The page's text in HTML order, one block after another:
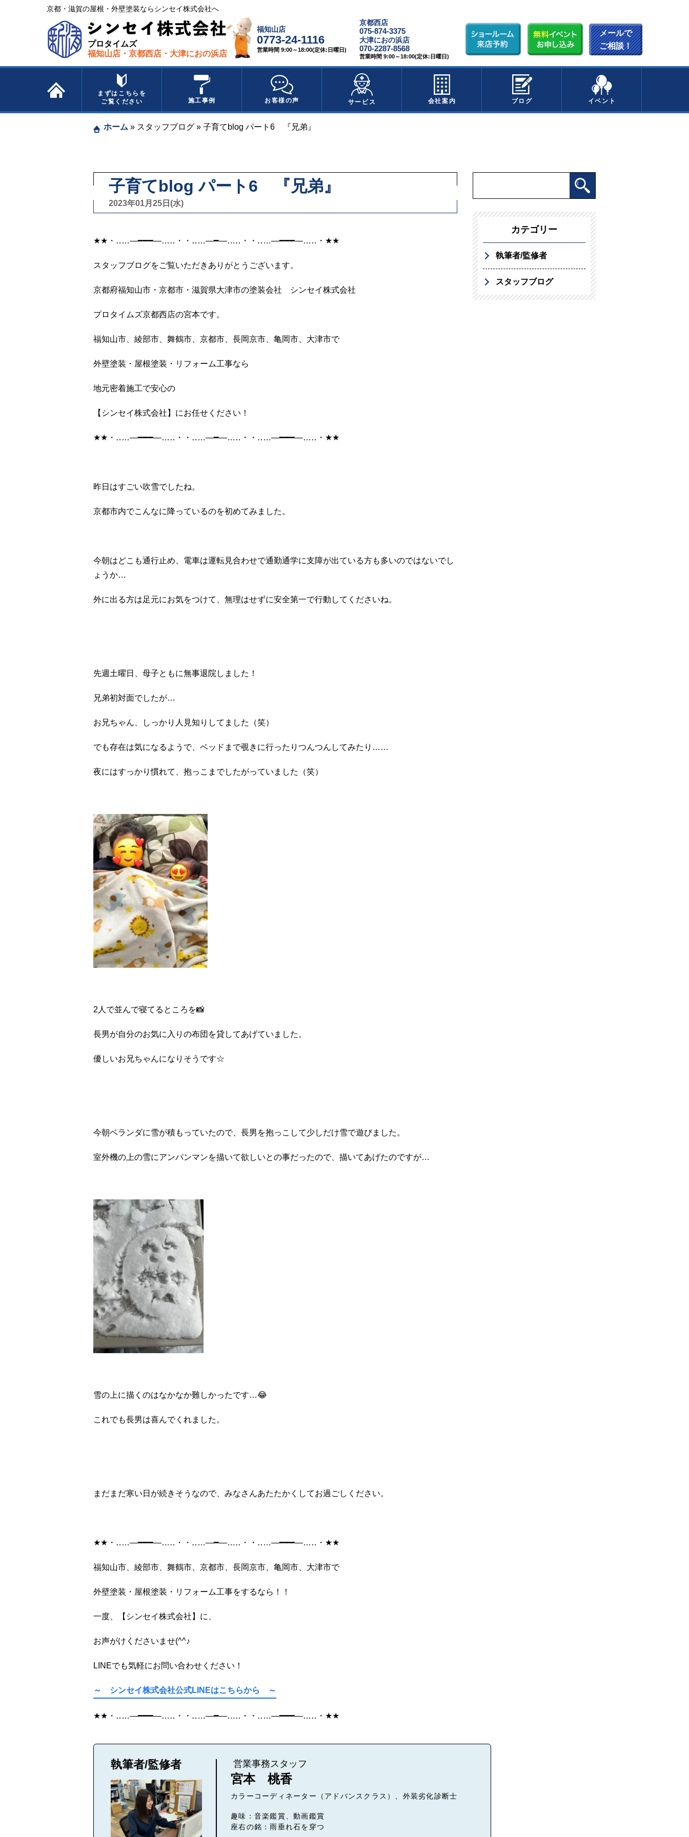
京都・滋賀の屋根・外壁塗装ならシンセイ株式会社へ​ ​
プロタイムズ
福知山店・京都西店・大津におの浜店
福知山店
0773-24-1116
営業時間 9:00～18:00(定休:日曜日)
京都西店
075-874-3375
大津におの浜店
070-2287-8568
営業時間 9:00～18:00(定休:日曜日)
メールで
ご相談！
まずはこちらを
ご覧ください
施工事例 お客様の声 サービス 会社案内 ブログ イベント
ホーム » スタッフブログ » 子育てblog パート6 『兄弟』
子育てblog パート6 『兄弟』
2023年01月25日(水)
★★ ・‥ …―━━━―…‥ ・・‥ …―━―…‥ ・・‥ …―━━━―…‥ ・ ★★
スタッフブログをご覧いただきありがとうございます。
京都府福知山市・京都市・滋賀県大津市の塗装会社 シンセイ株式会社
プロタイムズ京都西店の宮本です。
福知山市、綾部市、舞鶴市、京都市、長岡京市、亀岡市、大津市で
外壁塗装・屋根塗装・リフォーム工事なら
地元密着施工で安心の
【シンセイ株式会社】にお任せください！
★★ ・‥ …―━━━―…‥ ・・‥ …―━―…‥ ・・‥ …―━━━―…‥ ・ ★★
昨日はすごい吹雪でしたね。
京都市内でこんなに降っているのを初めてみました。
今朝はどこも通行止め、電車は運転見合わせで通勤通学に支障が出ている方も多いのではないでし
ょうか…
外に出る方は足元にお気をつけて、無理はせずに安全第一で行動してくださいね。
先週土曜日、母子ともに無事退院しました！
兄弟初対面でしたが…
お兄ちゃん、しっかり人見知りしてました（笑）
でも存在は気になるようで、ベッドまで覗きに行ったりつんつんしてみたり ……
夜にはすっかり慣れて、抱っこまでしたがっていました（笑）
2 人で並んで寝てるところを📸
長男が自分のお気に入りの布団を貸してあげていました。
優しいお兄ちゃんになりそうです☆
今朝ベランダに雪が積もっていたので、長男を抱っこして少しだけ雪で遊びました。
室外機の上の雪にアンパンマンを描いて欲しいとの事だったので、描いてあげたのですが…
雪の上に描くのはなかなか難しかったです…😂
これでも長男は喜んでくれました。
まだまだ寒い日が続きそうなので、みなさんあたたかくしてお過ごしください。
★★ ・‥ …―━━━―…‥ ・・‥ …―━―…‥ ・・‥ …―━━━―…‥ ・ ★★
福知山市、綾部市、舞鶴市、京都市、長岡京市、亀岡市、大津市で
外壁塗装・屋根塗装・リフォーム工事をするなら！！
一度、【シンセイ株式会社】に、
お声がけくださいませ(^^♪
LINEでも気軽にお問い合わせください！
～ シンセイ株式会社公式LINEはこちらから ～
★★ ・‥ …―━━━―…‥ ・・‥ …―━―…‥ ・・‥ …―━━━―…‥ ・ ★★
執筆者/監修者 営業事務スタッフ
宮本 桃香
カラーコーディネーター（アドバンスクラス）、外装劣化診断士
趣味：音楽鑑賞、動画鑑賞
座右の銘：雨垂れ石を穿つ
カテゴリー
執筆者/監修者
スタッフブログ